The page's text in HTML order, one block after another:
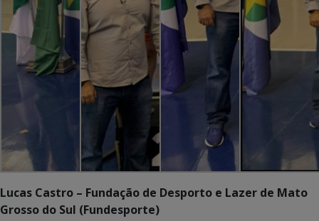
Lucas Castro – Fundação de Desporto e Lazer de Mato
Grosso do Sul (Fundesporte)